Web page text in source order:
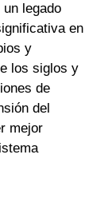
legado
en
y
los siglos y
de
del
mejor